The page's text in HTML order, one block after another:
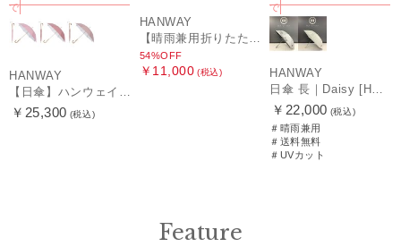
で
HANWAY
￥25,300 (税込)
HANWAY
【晴雨兼用折りたたみ日傘】ハンウェイ (HANWAY) Socal Gir（ソーカル・ガール） 暑さ対策、紫外線対策、親骨：～50cm 雨の日OK 遮光 UV 晴雨兼用
54%OFF
￥11,000 (税込)
で
HANWAY
￥22,000 (税込)
＃晴雨兼用
＃送料無料
＃UVカット
Feature